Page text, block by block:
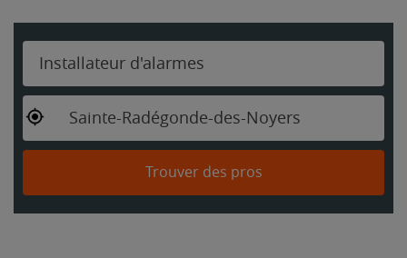
Installateur d'alarmes
Sainte-Radégonde-des-Noyers
Trouver des pros